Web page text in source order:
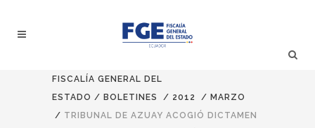
FISCALÍA GENERAL DEL
ESTADO / BOLETINES / 2012 / MARZO
/ TRIBUNAL DE AZUAY ACOGIÓ DICTAMEN